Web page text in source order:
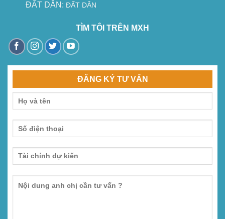
ĐẤT DÂN: ĐẤT DÂN
TÌM TÔI TRÊN MXH
ĐĂNG KÝ TƯ VẤN